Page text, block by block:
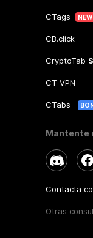
CTags NEW
CB.click
CryptoTab
CT VPN
CTabs
Mantente
Contacta
Otras